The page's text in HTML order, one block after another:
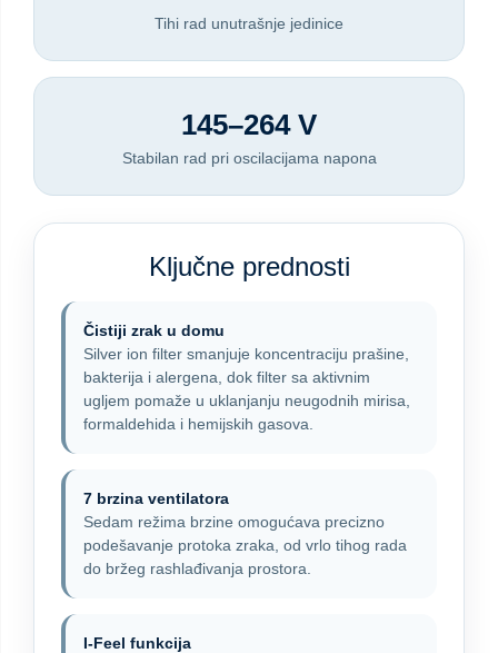
Tihi rad unutrašnje jedinice
145–264 V
Stabilan rad pri oscilacijama napona
Ključne prednosti
Čistiji zrak u domu
Silver ion filter smanjuje koncentraciju prašine,
bakterija i alergena, dok filter sa aktivnim
ugljem pomaže u uklanjanju neugodnih mirisa,
formaldehida i hemijskih gasova.
7 brzina ventilatora
Sedam režima brzine omogućava precizno
podešavanje protoka zraka, od vrlo tihog rada
do bržeg rashlađivanja prostora.
I-Feel funkcija